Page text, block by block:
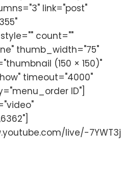
link="post"
count=""
thumb_width="75"
(150 × 150)"
timeout="4000"
ID"]
live/-